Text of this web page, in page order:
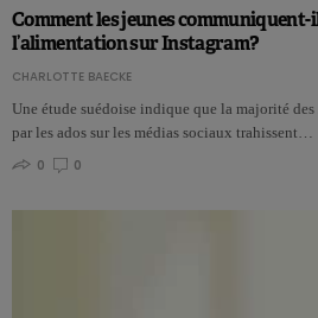
Comment les jeunes communiquent-
l’alimentation sur Instagram?
CHARLOTTE BAECKE
Une étude suédoise indique que la majorité des
par les ados sur les médias sociaux trahissent…
0
0